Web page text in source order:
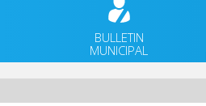
BULLETIN
MUNICIPAL